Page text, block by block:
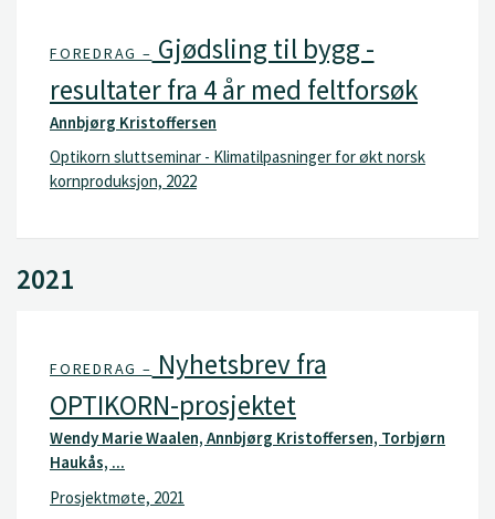
FOREDRAG – Gjødsling til bygg -
resultater fra 4 år med feltforsøk
Annbjørg Kristoffersen
Optikorn sluttseminar - Klimatilpasninger for økt norsk
kornproduksjon, 2022
2021
FOREDRAG – Nyhetsbrev fra
OPTIKORN-prosjektet
Wendy Marie Waalen, Annbjørg Kristoffersen, Torbjørn
Haukås, ...
Prosjektmøte, 2021